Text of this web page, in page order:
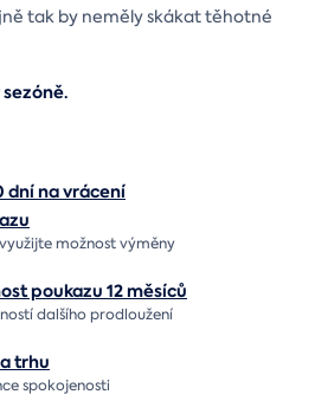
tak by neměly skákat těhotné
dní na vrácení
možnost výměny
poukazu 12 měsíců
dalšího prodloužení
trhu
spokojenosti